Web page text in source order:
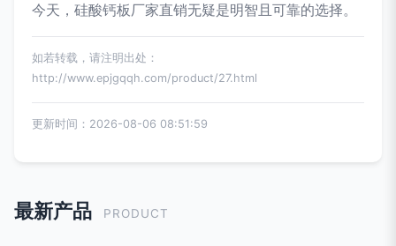
今天，硅酸钙板厂家直销无疑是明智且可靠的选择。
如若转载，请注明出处：
http://www.epjgqqh.com/product/27.html
更新时间：2026-08-06 08:51:59
最新产品 PRODUCT